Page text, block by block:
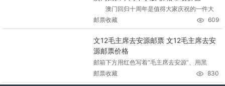
澳门回归十周年是值得大家庆祝的一件大
邮票收藏
609
文12毛主席去安源邮票 文12毛主席去安
源邮票价格
邮箱下方用红色写着“毛主席去安源”、用黑
邮票收藏
830